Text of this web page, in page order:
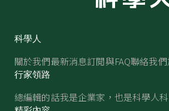
科學人
關於我們最新消息訂閱與FAQ聯絡我們
行家領路
總編輯的話我是企業家，也是科學人